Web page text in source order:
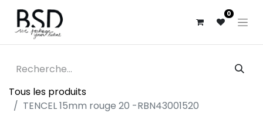
0
Tous les produits
TENCEL 15mm rouge 20 -RBN43001520